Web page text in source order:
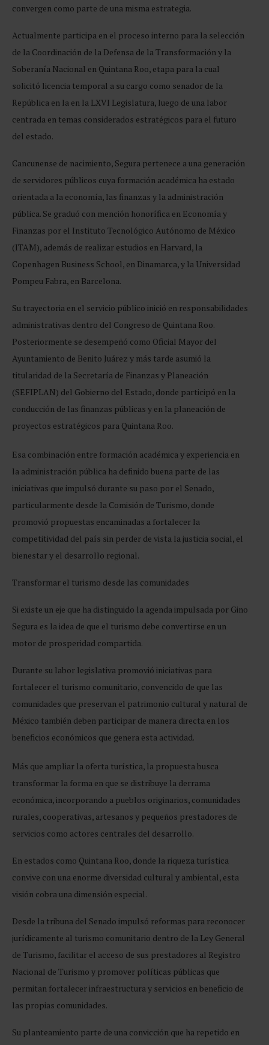
convergen como parte de una misma estrategia.
Actualmente participa en el proceso interno para la selección
de la Coordinación de la Defensa de la Transformación y la
Soberanía Nacional en Quintana Roo, etapa para la cual
solicitó licencia temporal a su cargo como senador de la
República en la en la LXVI Legislatura, luego de una labor
centrada en temas considerados estratégicos para el futuro
del estado.
Cancunense de nacimiento, Segura pertenece a una generación
de servidores públicos cuya formación académica ha estado
orientada a la economía, las finanzas y la administración
pública. Se graduó con mención honorífica en Economía y
Finanzas por el Instituto Tecnológico Autónomo de México
(ITAM), además de realizar estudios en Harvard, la
Copenhagen Business School, en Dinamarca, y la Universidad
Pompeu Fabra, en Barcelona.
Su trayectoria en el servicio público inició en responsabilidades
administrativas dentro del Congreso de Quintana Roo.
Posteriormente se desempeñó como Oficial Mayor del
Ayuntamiento de Benito Juárez y más tarde asumió la
titularidad de la Secretaría de Finanzas y Planeación
(SEFIPLAN) del Gobierno del Estado, donde participó en la
conducción de las finanzas públicas y en la planeación de
proyectos estratégicos para Quintana Roo.
Esa combinación entre formación académica y experiencia en
la administración pública ha definido buena parte de las
iniciativas que impulsó durante su paso por el Senado,
particularmente desde la Comisión de Turismo, donde
promovió propuestas encaminadas a fortalecer la
competitividad del país sin perder de vista la justicia social, el
bienestar y el desarrollo regional.
Transformar el turismo desde las comunidades
Si existe un eje que ha distinguido la agenda impulsada por Gino
Segura es la idea de que el turismo debe convertirse en un
motor de prosperidad compartida.
Durante su labor legislativa promovió iniciativas para
fortalecer el turismo comunitario, convencido de que las
comunidades que preservan el patrimonio cultural y natural de
México también deben participar de manera directa en los
beneficios económicos que genera esta actividad.
Más que ampliar la oferta turística, la propuesta busca
transformar la forma en que se distribuye la derrama
económica, incorporando a pueblos originarios, comunidades
rurales, cooperativas, artesanos y pequeños prestadores de
servicios como actores centrales del desarrollo.
En estados como Quintana Roo, donde la riqueza turística
convive con una enorme diversidad cultural y ambiental, esta
visión cobra una dimensión especial.
Desde la tribuna del Senado impulsó reformas para reconocer
jurídicamente al turismo comunitario dentro de la Ley General
de Turismo, facilitar el acceso de sus prestadores al Registro
Nacional de Turismo y promover políticas públicas que
permitan fortalecer infraestructura y servicios en beneficio de
las propias comunidades.
Su planteamiento parte de una convicción que ha repetido en